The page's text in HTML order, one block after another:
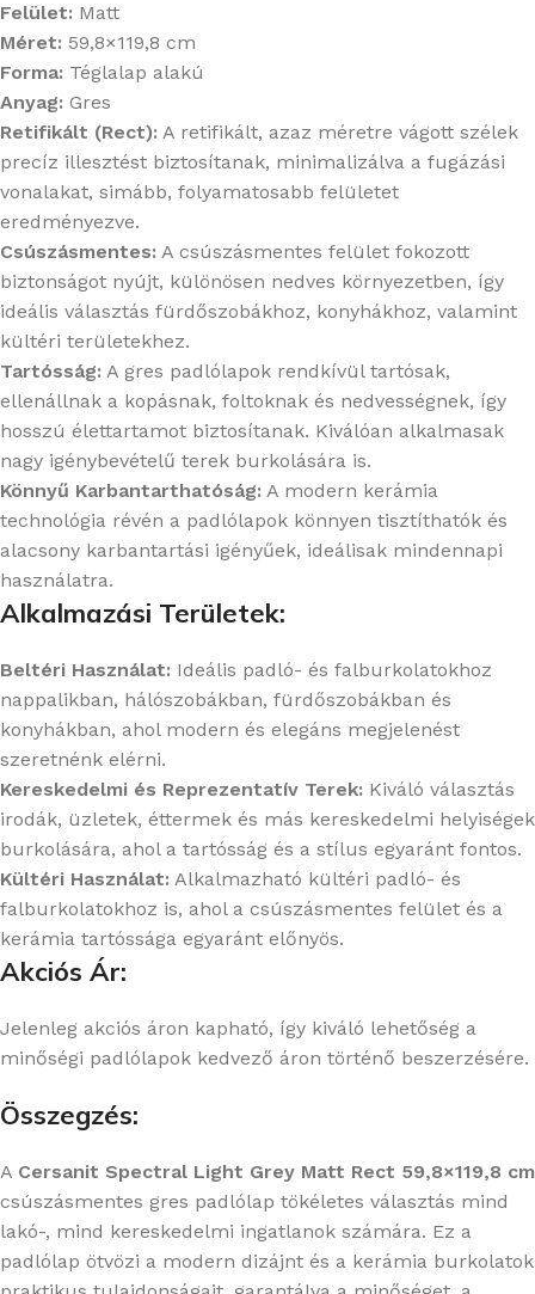
Felület: Matt
Méret: 59,8×119,8 cm
Forma: Téglalap alakú
Anyag: Gres
Retifikált (Rect): A retifikált, azaz méretre vágott szélek
precíz illesztést biztosítanak, minimalizálva a fugázási
vonalakat, simább, folyamatosabb felületet
eredményezve.
Csúszásmentes: A csúszásmentes felület fokozott
biztonságot nyújt, különösen nedves környezetben, így
ideális választás fürdőszobákhoz, konyhákhoz, valamint
kültéri területekhez.
Tartósság: A gres padlólapok rendkívül tartósak,
ellenállnak a kopásnak, foltoknak és nedvességnek, így
hosszú élettartamot biztosítanak. Kiválóan alkalmasak
nagy igénybevételű terek burkolására is.
Könnyű Karbantarthatóság: A modern kerámia
technológia révén a padlólapok könnyen tisztíthatók és
alacsony karbantartási igényűek, ideálisak mindennapi
használatra.
Alkalmazási Területek:
Beltéri Használat: Ideális padló- és falburkolatokhoz
nappalikban, hálószobákban, fürdőszobákban és
konyhákban, ahol modern és elegáns megjelenést
szeretnénk elérni.
Kereskedelmi és Reprezentatív Terek: Kiváló választás
irodák, üzletek, éttermek és más kereskedelmi helyiségek
burkolására, ahol a tartósság és a stílus egyaránt fontos.
Kültéri Használat: Alkalmazható kültéri padló- és
falburkolatokhoz is, ahol a csúszásmentes felület és a
kerámia tartóssága egyaránt előnyös.
Akciós Ár:
Jelenleg akciós áron kapható, így kiváló lehetőség a
minőségi padlólapok kedvező áron történő beszerzésére.
Összegzés:
A Cersanit Spectral Light Grey Matt Rect 59,8×119,8 cm
csúszásmentes gres padlólap tökéletes választás mind
lakó-, mind kereskedelmi ingatlanok számára. Ez a
padlólap ötvözi a modern dizájnt és a kerámia burkolatok